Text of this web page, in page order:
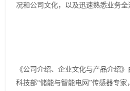
况和公司文化，以及迅速熟悉业务全
《公司介绍、 企业文化与产品介绍》
科技部“储能与智能电网”传感器专